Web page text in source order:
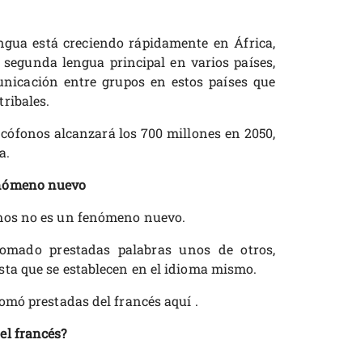
está creciendo rápidamente en África,
lengua principal en varios países,
entre grupos en estos países que
alcanzará los 700 millones en 2050,
nuevo
no es un fenómeno nuevo.
prestadas palabras unos de otros,
que se establecen en el idioma mismo.
prestadas del francés aquí .
francés?